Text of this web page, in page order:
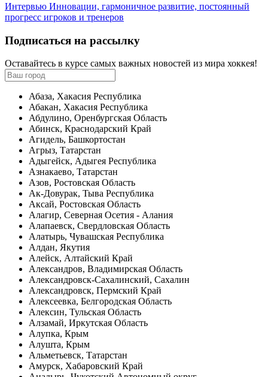
Интервью Инновации, гармоничное развитие, постоянный
прогресс игроков и тренеров
Подписаться на рассылку
Оставайтесь в курсе самых важных новостей из мира хоккея!
Абаза, Хакасия Республика
Абакан, Хакасия Республика
Абдулино, Оренбургская Область
Абинск, Краснодарский Край
Агидель, Башкортостан
Агрыз, Татарстан
Адыгейск, Адыгея Республика
Азнакаево, Татарстан
Азов, Ростовская Область
Ак-Довурак, Тыва Республика
Аксай, Ростовская Область
Алагир, Северная Осетия - Алания
Алапаевск, Свердловская Область
Алатырь, Чувашская Республика
Алдан, Якутия
Алейск, Алтайский Край
Александров, Владимирская Область
Александровск-Сахалинский, Сахалин
Александровск, Пермский Край
Алексеевка, Белгородская Область
Алексин, Тульская Область
Алзамай, Иркутская Область
Алупка, Крым
Алушта, Крым
Альметьевск, Татарстан
Амурск, Хабаровский Край